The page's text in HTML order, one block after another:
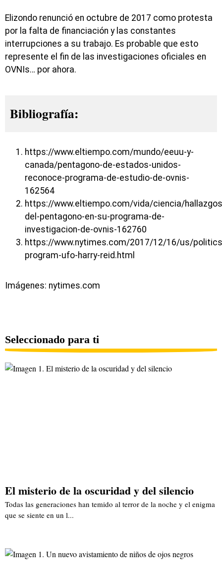
Elizondo renunció en octubre de 2017 como protesta
por la falta de financiación y las constantes
interrupciones a su trabajo. Es probable que esto
represente el fin de las investigaciones oficiales en
OVNIs… por ahora.
Bibliografía:
https://www.eltiempo.com/mundo/eeuu-y-
canada/pentagono-de-estados-unidos-
reconoce-programa-de-estudio-de-ovnis-
162564
https://www.eltiempo.com/vida/ciencia/
del-pentagono-en-su-programa-de-
investigacion-de-ovnis-162760
https://www.nytimes.com/2017/12/16/us/
program-ufo-harry-reid.html
Imágenes: nytimes.com
Seleccionado para ti
El misterio de la oscuridad y del silencio
Todas las generaciones han temido al terror de la noche y el enigma
que se siente en un l...